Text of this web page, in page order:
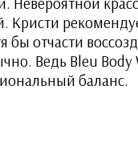
отчасти
Ведь Bleu Body
баланс.